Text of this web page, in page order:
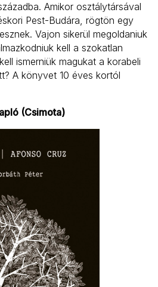
Amikor osztálytársával
Pest-Budára, rögtön egy
Vajon sikerül megoldaniuk
kell a szokatlan
ismerniük magukat a korabeli
A könyvet 10 éves kortól
(Csimota)